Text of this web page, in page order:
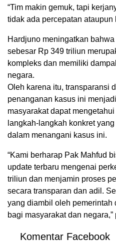
“Tim makin gemuk, tapi
tidak ada percepatan ataupun
Hardjuno meningatkan
sebesar Rp 349 triliun
kompleks dan memiliki
negara.
Oleh karena itu, transparansi
penanganan kasus ini
masyarakat dapat
langkah-langkah konkret
dalam menangani kasus ini.
“Kami berharap Pak Mahfud
update terbaru mengenai
triliun dan menjamin proses
secara transparan dan adil.
yang diambil oleh pemerintah
bagi masyarakat dan
Komentar Facebook